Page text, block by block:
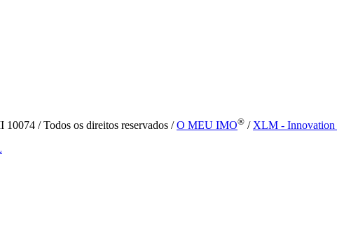
/ Todos os direitos reservados /O MEU IMO® / XLM -